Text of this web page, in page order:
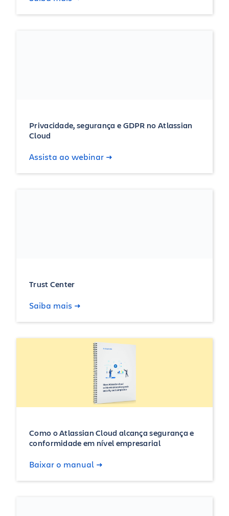
Privacidade, segurança e GDPR no Atlassian
Cloud
Assista ao webinar
Trust Center
Saiba mais
Como o Atlassian Cloud alcança segurança e
conformidade em nível empresarial
Baixar o manual